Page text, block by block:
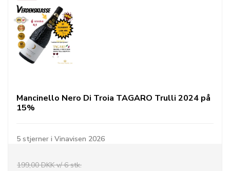
Mancinello Nero Di Troia TAGARO Trulli 2024 på
15%
5 stjerner i Vinavisen 2026
199,00 DKK v/ 6 stk.